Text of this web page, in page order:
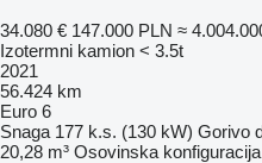
34.080 € 147.000 PLN ≈
Izotermni kamion < 3.5t
2021
56.424 km
Euro 6
Snaga 177 k.s. (130 kW) Gorivo
20,28 m³ Osovinska konfiguracija